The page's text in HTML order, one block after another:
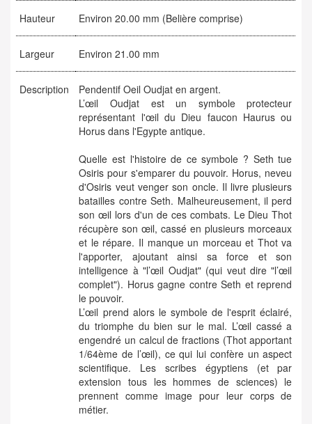
Hauteur Environ 20.00 mm (Belière comprise)
Largeur Environ 21.00 mm
Description
Pendentif Oeil Oudjat en argent.
L’œil Oudjat est un symbole protecteur
représentant l'œil du Dieu faucon Haurus ou
Horus dans l'Egypte antique.
Quelle est l'histoire de ce symbole ? Seth tue
Osiris pour s'emparer du pouvoir. Horus, neveu
d'Osiris veut venger son oncle. Il livre plusieurs
batailles contre Seth. Malheureusement, il perd
son œil lors d'un de ces combats. Le Dieu Thot
récupère son œil, cassé en plusieurs morceaux
et le répare. Il manque un morceau et Thot va
l'apporter, ajoutant ainsi sa force et son
intelligence à "l’œil Oudjat" (qui veut dire "l’œil
complet"). Horus gagne contre Seth et reprend
le pouvoir.
L’œil prend alors le symbole de l'esprit éclairé,
du triomphe du bien sur le mal. L’œil cassé a
engendré un calcul de fractions (Thot apportant
1/64ème de l’œil), ce qui lui confère un aspect
scientifique. Les scribes égyptiens (et par
extension tous les hommes de sciences) le
prennent comme image pour leur corps de
métier.